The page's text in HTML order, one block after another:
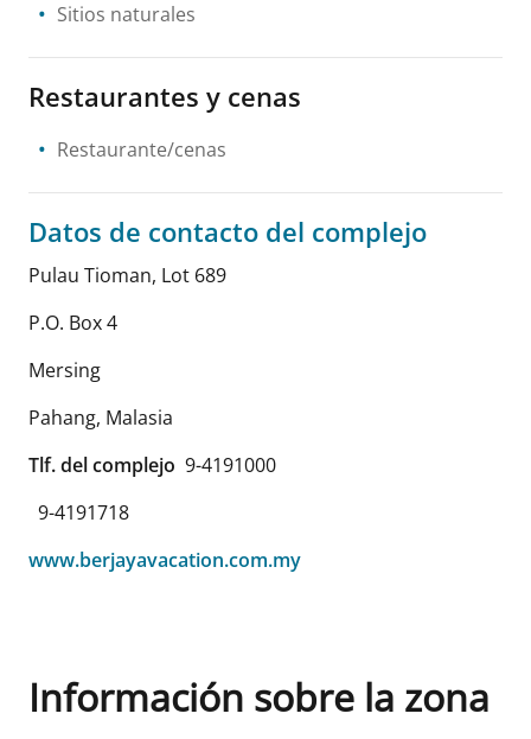
Sitios naturales
Restaurantes y cenas
Restaurante/cenas
Datos de contacto del complejo
Pulau Tioman, Lot 689
P.O. Box 4
Mersing
Pahang, Malasia
Tlf. del complejo 9-4191000
9-4191718
www.berjayavacation.com.my
Información sobre la zona